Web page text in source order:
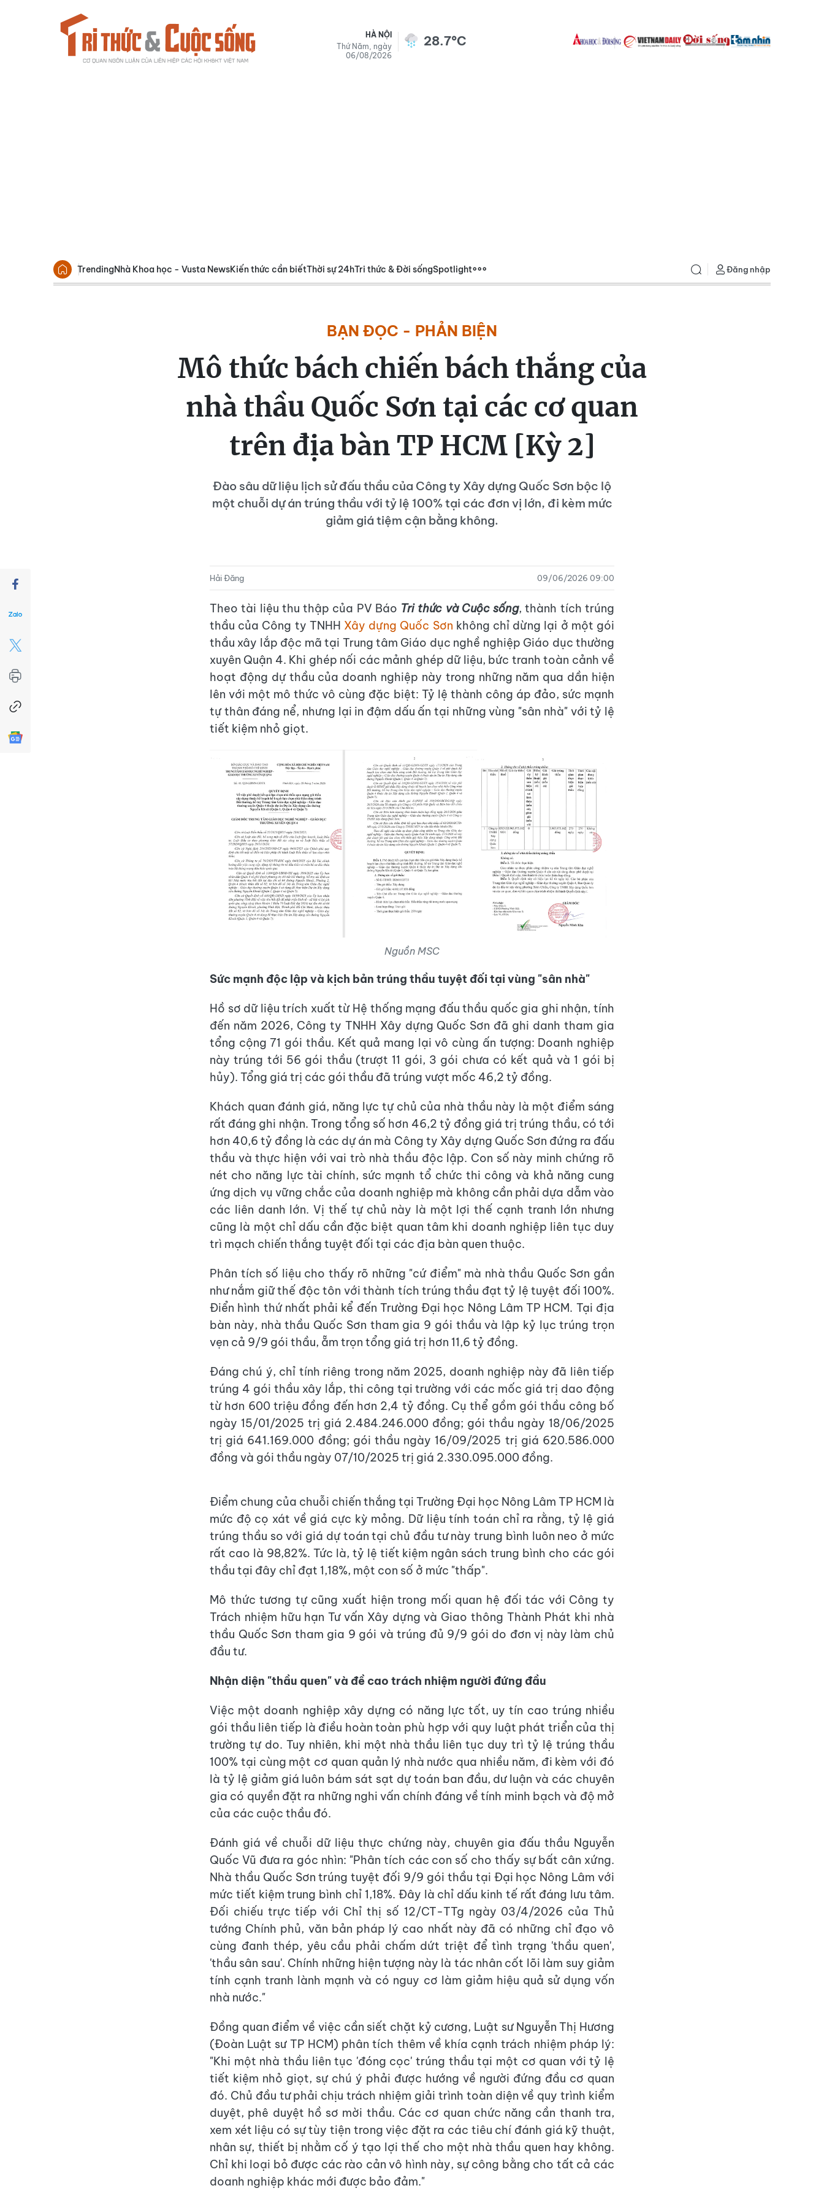
HÀ NỘI
Thứ Năm, ngày
06/08/2026
28.7°C
TrendingNhà Khoa học - Vusta NewsKiến thức cần biếtThời sự 24hTri thức & Đời sốngSpotlight Đăng nhập
BẠN ĐỌC - PHẢN BIỆN
Mô thức bách chiến bách thắng của
nhà thầu Quốc Sơn tại các cơ quan
trên địa bàn TP HCM [Kỳ 2]
Đào sâu dữ liệu lịch sử đấu thầu của Công ty Xây dựng Quốc Sơn bộc lộ
một chuỗi dự án trúng thầu với tỷ lệ 100% tại các đơn vị lớn, đi kèm mức
giảm giá tiệm cận bằng không.
Hải Đăng 09/06/2026 09:00
Theo tài liệu thu thập của PV Báo Tri thức và Cuộc sống, thành tích trúng
thầu của Công ty TNHH Xây dựng Quốc Sơn không chỉ dừng lại ở một gói
thầu xây lắp độc mã tại Trung tâm Giáo dục nghề nghiệp Giáo dục thường
xuyên Quận 4. Khi ghép nối các mảnh ghép dữ liệu, bức tranh toàn cảnh về
hoạt động dự thầu của doanh nghiệp này trong những năm qua dần hiện
lên với một mô thức vô cùng đặc biệt: Tỷ lệ thành công áp đảo, sức mạnh
tự thân đáng nể, nhưng lại in đậm dấu ấn tại những vùng "sân nhà" với tỷ lệ
tiết kiệm nhỏ giọt.
Nguồn MSC
Sức mạnh độc lập và kịch bản trúng thầu tuyệt đối tại vùng "sân nhà"
Hồ sơ dữ liệu trích xuất từ Hệ thống mạng đấu thầu quốc gia ghi nhận, tính
đến năm 2026, Công ty TNHH Xây dựng Quốc Sơn đã ghi danh tham gia
tổng cộng 71 gói thầu. Kết quả mang lại vô cùng ấn tượng: Doanh nghiệp
này trúng tới 56 gói thầu (trượt 11 gói, 3 gói chưa có kết quả và 1 gói bị
hủy). Tổng giá trị các gói thầu đã trúng vượt mốc 46,2 tỷ đồng.
Khách quan đánh giá, năng lực tự chủ của nhà thầu này là một điểm sáng
rất đáng ghi nhận. Trong tổng số hơn 46,2 tỷ đồng giá trị trúng thầu, có tới
hơn 40,6 tỷ đồng là các dự án mà Công ty Xây dựng Quốc Sơn đứng ra đấu
thầu và thực hiện với vai trò nhà thầu độc lập. Con số này minh chứng rõ
nét cho năng lực tài chính, sức mạnh tổ chức thi công và khả năng cung
ứng dịch vụ vững chắc của doanh nghiệp mà không cần phải dựa dẫm vào
các liên danh lớn. Vị thế tự chủ này là một lợi thế cạnh tranh lớn nhưng
cũng là một chỉ dấu cần đặc biệt quan tâm khi doanh nghiệp liên tục duy
trì mạch chiến thắng tuyệt đối tại các địa bàn quen thuộc.
Phân tích số liệu cho thấy rõ những "cứ điểm" mà nhà thầu Quốc Sơn gần
như nắm giữ thế độc tôn với thành tích trúng thầu đạt tỷ lệ tuyệt đối 100%.
Điển hình thứ nhất phải kể đến Trường Đại học Nông Lâm TP HCM. Tại địa
bàn này, nhà thầu Quốc Sơn tham gia 9 gói thầu và lập kỷ lục trúng trọn
vẹn cả 9/9 gói thầu, ẵm trọn tổng giá trị hơn 11,6 tỷ đồng.
Đáng chú ý, chỉ tính riêng trong năm 2025, doanh nghiệp này đã liên tiếp
trúng 4 gói thầu xây lắp, thi công tại trường với các mốc giá trị dao động
từ hơn 600 triệu đồng đến hơn 2,4 tỷ đồng. Cụ thể gồm gói thầu công bố
ngày 15/01/2025 trị giá 2.484.246.000 đồng; gói thầu ngày 18/06/2025
trị giá 641.169.000 đồng; gói thầu ngày 16/09/2025 trị giá 620.586.000
đồng và gói thầu ngày 07/10/2025 trị giá 2.330.095.000 đồng.
Điểm chung của chuỗi chiến thắng tại Trường Đại học Nông Lâm TP HCM là
mức độ cọ xát về giá cực kỳ mỏng. Dữ liệu tính toán chỉ ra rằng, tỷ lệ giá
trúng thầu so với giá dự toán tại chủ đầu tư này trung bình luôn neo ở mức
rất cao là 98,82%. Tức là, tỷ lệ tiết kiệm ngân sách trung bình cho các gói
thầu tại đây chỉ đạt 1,18%, một con số ở mức "thấp".
Mô thức tương tự cũng xuất hiện trong mối quan hệ đối tác với Công ty
Trách nhiệm hữu hạn Tư vấn Xây dựng và Giao thông Thành Phát khi nhà
thầu Quốc Sơn tham gia 9 gói và trúng đủ 9/9 gói do đơn vị này làm chủ
đầu tư.
Nhận diện "thầu quen" và đề cao trách nhiệm người đứng đầu
Việc một doanh nghiệp xây dựng có năng lực tốt, uy tín cao trúng nhiều
gói thầu liên tiếp là điều hoàn toàn phù hợp với quy luật phát triển của thị
trường tự do. Tuy nhiên, khi một nhà thầu liên tục duy trì tỷ lệ trúng thầu
100% tại cùng một cơ quan quản lý nhà nước qua nhiều năm, đi kèm với đó
là tỷ lệ giảm giá luôn bám sát sạt dự toán ban đầu, dư luận và các chuyên
gia có quyền đặt ra những nghi vấn chính đáng về tính minh bạch và độ mở
của các cuộc thầu đó.
Đánh giá về chuỗi dữ liệu thực chứng này, chuyên gia đấu thầu Nguyễn
Quốc Vũ đưa ra góc nhìn: "Phân tích các con số cho thấy sự bất cân xứng.
Nhà thầu Quốc Sơn trúng tuyệt đối 9/9 gói thầu tại Đại học Nông Lâm với
mức tiết kiệm trung bình chỉ 1,18%. Đây là chỉ dấu kinh tế rất đáng lưu tâm.
Đối chiếu trực tiếp với Chỉ thị số 12/CT-TTg ngày 03/4/2026 của Thủ
tướng Chính phủ, văn bản pháp lý cao nhất này đã có những chỉ đạo vô
cùng đanh thép, yêu cầu phải chấm dứt triệt để tình trạng 'thầu quen',
'thầu sân sau'. Chính những hiện tượng này là tác nhân cốt lõi làm suy giảm
tính cạnh tranh lành mạnh và có nguy cơ làm giảm hiệu quả sử dụng vốn
nhà nước."
Đồng quan điểm về việc cần siết chặt kỷ cương, Luật sư Nguyễn Thị Hương
(Đoàn Luật sư TP HCM) phân tích thêm về khía cạnh trách nhiệm pháp lý:
"Khi một nhà thầu liên tục 'đóng cọc' trúng thầu tại một cơ quan với tỷ lệ
tiết kiệm nhỏ giọt, sự chú ý phải được hướng về người đứng đầu cơ quan
đó. Chủ đầu tư phải chịu trách nhiệm giải trình toàn diện về quy trình kiểm
duyệt, phê duyệt hồ sơ mời thầu. Các cơ quan chức năng cần thanh tra,
xem xét liệu có sự tùy tiện trong việc đặt ra các tiêu chí đánh giá kỹ thuật,
nhân sự, thiết bị nhằm cố ý tạo lợi thế cho một nhà thầu quen hay không.
Chỉ khi loại bỏ được các rào cản vô hình này, sự công bằng cho tất cả các
doanh nghiệp khác mới được bảo đảm."